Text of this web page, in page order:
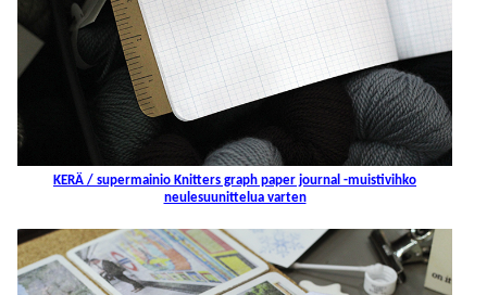
KERÄ / supermainio Knitters graph paper journal -muistivihko
neulesuunittelua varten